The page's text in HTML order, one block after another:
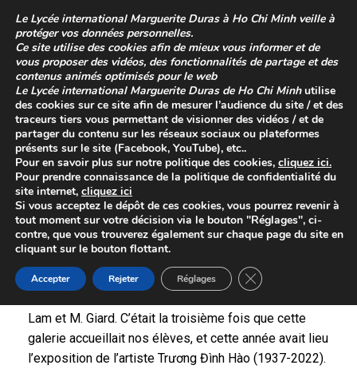
content
Visite à la galerie Lotus
Posted on 16 décembre 2024
Le 25 novembre 2024, les élèves de 1
Vietnamien ont eu le plaisir de se rendre à la galerie
Lam et M. Giard. C’était la troisième fois que cette
galerie accueillait nos élèves, et cette année avait lieu
l’exposition de l’artiste Trương Đình Hào (1937-2022).
Le Lycée international Marguerite Duras à Ho Chi Minhveille à
protéger vos données personnelles.
Ce site utilise des cookies afin de mieux vous informer et de
vous proposer des vidéos, des fonctionnalités de partage et des
contenus animés optimisés pour le web
Le Lycée international Marguerite Duras de Ho Chi Minhutilise
des cookies sur ce site afin de mesurer l’audience du site / et des
traceurs tiers vous permettant de visionner des vidéos / et de
partager du contenu sur les réseaux sociaux ou plateformes
présents sur le site (Facebook, YouTube), etc..
Pour en savoir plus sur notre politique des cookies, cliquez ici.
Pour prendre connaissance de la politique de confidentialité du
site internet, cliquez ici
Si vous acceptez le dépôt de ces cookies, vous pourrez revenir à
tout moment sur votre décision via le bouton "Réglages", ci-
contre, que vous trouverez également sur chaque page du site en
cliquant sur le bouton flottant.
Accepter Rejeter Réglages Close GDPR Cookie